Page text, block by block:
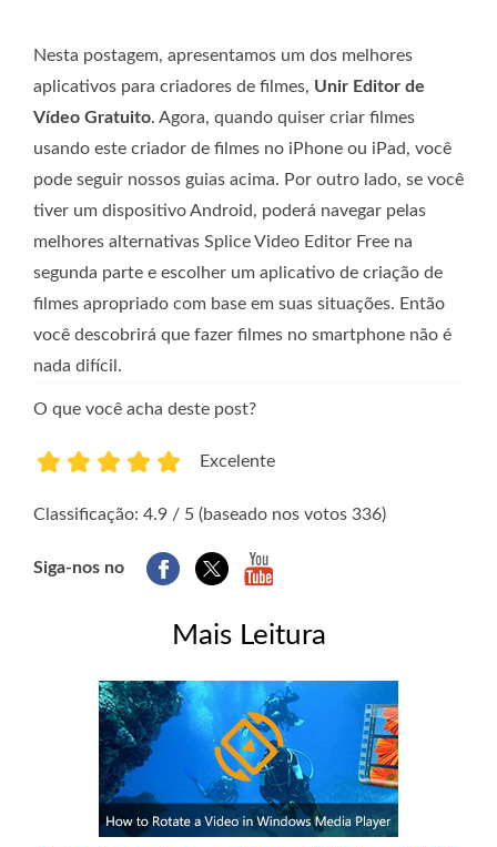
Nesta postagem, apresentamos um dos melhores
aplicativos para criadores de filmes, Unir Editor de
Vídeo Gratuito. Agora, quando quiser criar filmes
usando este criador de filmes no iPhone ou iPad, você
pode seguir nossos guias acima. Por outro lado, se você
tiver um dispositivo Android, poderá navegar pelas
melhores alternativas Splice Video Editor Free na
segunda parte e escolher um aplicativo de criação de
filmes apropriado com base em suas situações. Então
você descobrirá que fazer filmes no smartphone não é
nada difícil.
O que você acha deste post?
Excelente
Classificação: 4.9 / 5 (baseado nos votos 336)
Siga-nos no
Mais Leitura